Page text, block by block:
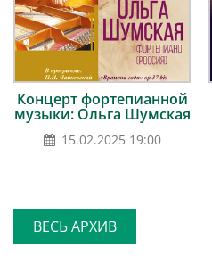
Концерт фортепианной
музыки: Ольга Шумская
15.02.2025 19:00
ВЕСЬ АРХИВ